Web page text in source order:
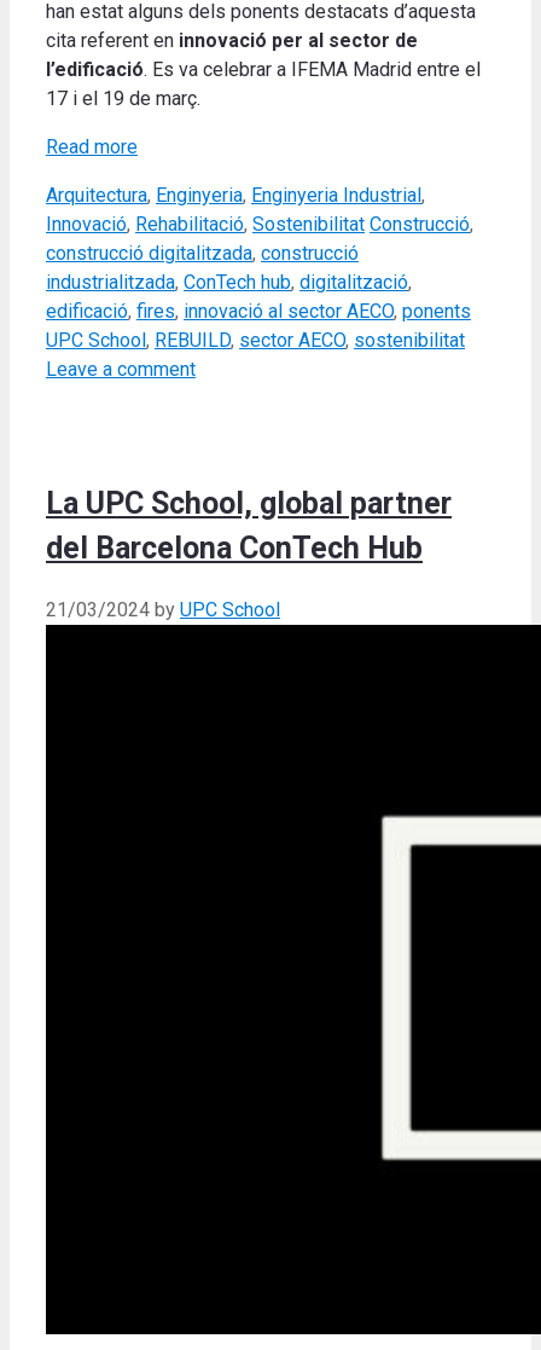
han estat alguns dels ponents destacats d’aquesta
cita referent en innovació per al sector de
l’edificació. Es va celebrar a IFEMA Madrid entre el
17 i el 19 de març.
Read more
Categories
Arquitectura, Enginyeria, Enginyeria Industrial,
Innovació, Rehabilitació, Sostenibilitat Tags
Construcció,
construcció digitalitzada, construcció
industrialitzada, ConTech hub, digitalització,
edificació, fires, innovació al sector AECO, ponents
UPC School, REBUILD, sector AECO, sostenibilitat
Leave a comment
La UPC School, global partner
del Barcelona ConTech Hub
21/03/2024 by UPC School